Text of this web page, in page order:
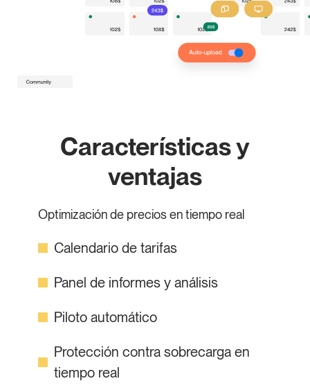
Características y
ventajas
Optimización de precios en tiempo real
Calendario de tarifas
Panel de informes y análisis
Piloto automático
Protección contra sobrecarga en
tiempo real